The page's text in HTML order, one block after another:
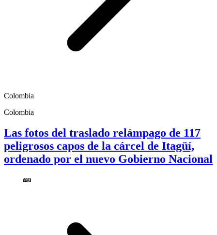
Colombia
Colombia
Las fotos del traslado relámpago de 117
peligrosos capos de la cárcel de Itagüí,
ordenado por el nuevo Gobierno Nacional